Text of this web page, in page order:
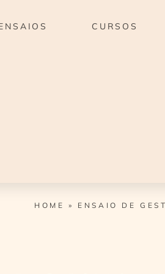
CURSOS
HOME » ENSAIO DE